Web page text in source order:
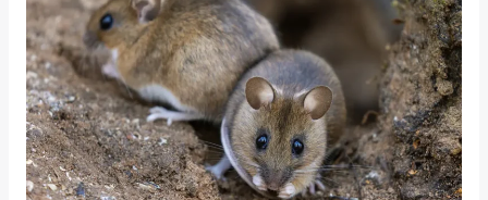
حلول
احترافية
للقضاء
على
الفئران
مع
الشركة